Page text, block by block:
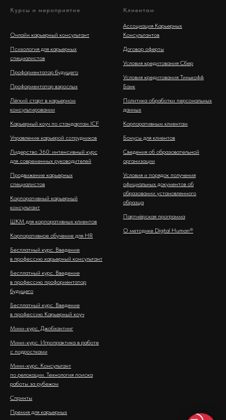
Курсы и мероприятия
Онлайн карьерный консультант
Психология для карьерных
специалистов
Профориентатор будущего
Профориентатор взрослых
Лёгкий старт в карьерном
консультировании
Карьерный коуч по стандартам ICF
Управление карьерой сотрудников
Лидерство 360: интенсивный курс
для современных руководителей
Продвижение карьерных
специалистов
Корпоративный карьерный
консультант
ШКМ для корпоративных клиентов
Корпоративное обучение для HR
Бесплатный курс. Введение
в профессию карьерный консультант
Бесплатный курс. Введение
в профессию профориентатор
будущего
Бесплатный курс. Введение
в профессию Карьерный коуч
Мини-курс. Джобхантинг
Мини-курс. Игропрактика в работе
с подростками
Мини-курс. Консультант
по релокации. Технология поиска
работы за рубежом
Спринты
Премия для карьерных
Клиентам
Ассоциация Карьерных
Консультантов
Договор оферты
Условия кредитования Сбер
Условия кредитования Тинькофф
Банк
Политика обработки персональных
данных
Корпоративным клиентам
Бонусы для клиентов
Сведения об образовательной
организации
Условия и порядок получения
официальных документов об
образовании установленного
образца
Партнёрская программа
О методике Digital Human®